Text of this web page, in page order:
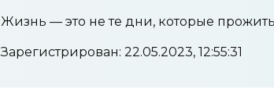
Жизнь — это не те дни, которые
Зарегистрирован: 22.05.2023, 12:55:31